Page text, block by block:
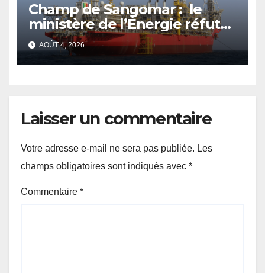
Champ de Sangomar : le
ministère de l’Énergie réfute
les chiffres avancés sur les
revenus pétroliers
AOÛT 4, 2026
Laisser un commentaire
Votre adresse e-mail ne sera pas publiée. Les
champs obligatoires sont indiqués avec *
Commentaire *